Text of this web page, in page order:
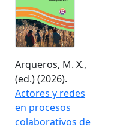
Arqueros, M. X.,
(ed.) (2026).
Actores y redes
en procesos
colaborativos de